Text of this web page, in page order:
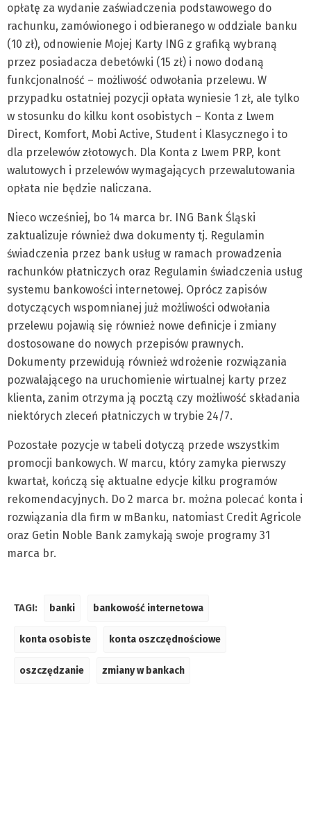
opłatę za wydanie zaświadczenia podstawowego do
rachunku, zamówionego i odbieranego w oddziale banku
(10 zł), odnowienie Mojej Karty ING z grafiką wybraną
przez posiadacza debetówki (15 zł) i nowo dodaną
funkcjonalność – możliwość odwołania przelewu. W
przypadku ostatniej pozycji opłata wyniesie 1 zł, ale tylko
w stosunku do kilku kont osobistych – Konta z Lwem
Direct, Komfort, Mobi Active, Student i Klasycznego i to
dla przelewów złotowych. Dla Konta z Lwem PRP, kont
walutowych i przelewów wymagających przewalutowania
opłata nie będzie naliczana.
Nieco wcześniej, bo 14 marca br. ING Bank Śląski
zaktualizuje również dwa dokumenty tj. Regulamin
świadczenia przez bank usług w ramach prowadzenia
rachunków płatniczych oraz Regulamin świadczenia usług
systemu bankowości internetowej. Oprócz zapisów
dotyczących wspomnianej już możliwości odwołania
przelewu pojawią się również nowe definicje i zmiany
dostosowane do nowych przepisów prawnych.
Dokumenty przewidują również wdrożenie rozwiązania
pozwalającego na uruchomienie wirtualnej karty przez
klienta, zanim otrzyma ją pocztą czy możliwość składania
niektórych zleceń płatniczych w trybie 24/7.
Pozostałe pozycje w tabeli dotyczą przede wszystkim
promocji bankowych. W marcu, który zamyka pierwszy
kwartał, kończą się aktualne edycje kilku programów
rekomendacyjnych. Do 2 marca br. można polecać konta i
rozwiązania dla firm w mBanku, natomiast Credit Agricole
oraz Getin Noble Bank zamykają swoje programy 31
marca br.
TAGI: banki bankowość internetowa
konta osobiste konta oszczędnościowe
oszczędzanie zmiany w bankach